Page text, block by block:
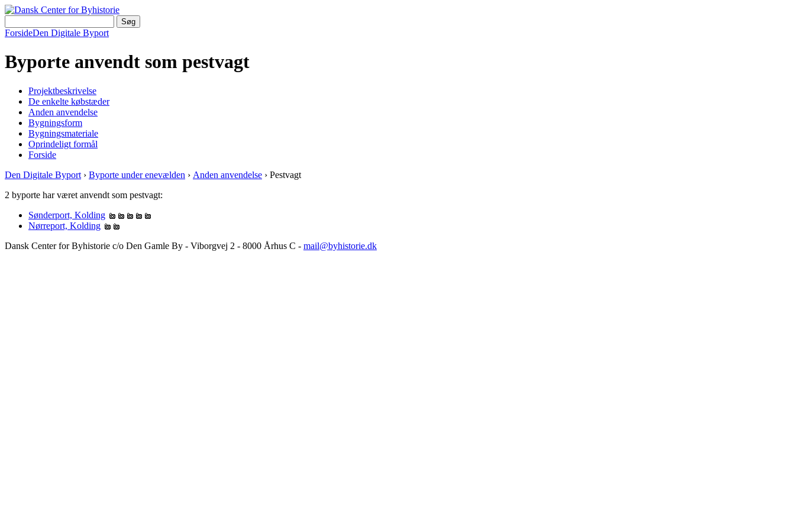
ForsideDen Digitale Byport
Byporte anvendt som pestvagt
Projektbeskrivelse
De enkelte købstæder
Anden anvendelse
Bygningsform
Bygningsmateriale
Oprindeligt formål
Forside
Den Digitale Byport › Byporte under enevælden › Anden anvendelse › Pestvagt
2 byporte har været anvendt som pestvagt:
Sønderport, Kolding
Nørreport, Kolding
Dansk Center for Byhistorie c/o Den Gamle By - Viborgvej 2 - 8000 Århus C - mail@byhistorie.dk